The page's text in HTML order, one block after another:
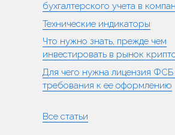
бухгалтерского учета в
Технические индикаторы
Что нужно знать, прежде чем
инвестировать в рынок
Для чего нужна лицензия ФСБ
требования к ее оформлению
Все статьи